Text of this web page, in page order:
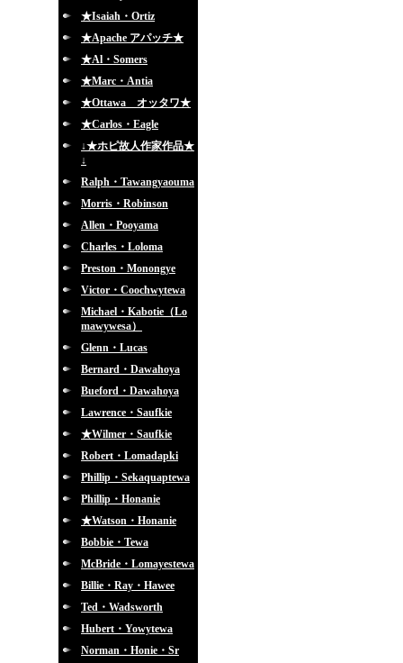
★Isaiah・Ortiz
★Apache アパッチ★
★Al・Somers
★Marc・Antia
★Ottawa オッタワ★
★Carlos・Eagle
↓★ホピ故人作家作品★
↓
Ralph・Tawangyaouma
Morris・Robinson
Allen・Pooyama
Charles・Loloma
Preston・Monongye
Victor・Coochwytewa
Michael・Kabotie（Lo
mawywesa）
Glenn・Lucas
Bernard・Dawahoya
Bueford・Dawahoya
Lawrence・Saufkie
★Wilmer・Saufkie
Robert・Lomadapki
Phillip・Sekaquaptewa
Phillip・Honanie
★Watson・Honanie
Bobbie・Tewa
McBride・Lomayestewa
Billie・Ray・Hawee
Ted・Wadsworth
Hubert・Yowytewa
Norman・Honie・Sr